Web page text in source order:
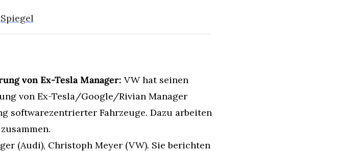
Spiegel
von Ex-Tesla Manager: VW hat seinen
von Ex-Tesla/Google/Rivian Manager
softwarezentrierter Fahrzeuge. Dazu arbeiten
(Audi), Christoph Meyer (VW). Sie berichten